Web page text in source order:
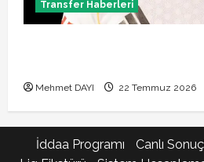
Transfer Haberleri
Mehmet DAYI 22 Temmuz 2026
İddaa Programı Canlı